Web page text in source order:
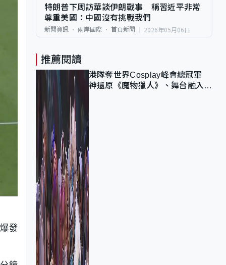
發
特朗普下周訪華談伊朗戰事 稱習近平非常
尊重美國：中國沒有挑戰我們
新聞資訊 兩岸國際 首頁新聞 2026年05月06日
推薦閱讀
港隊奪世界Cosplay峰會總冠軍
神還原《魔物獵人》、舞台融入獅